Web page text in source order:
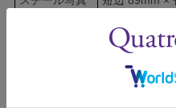
短辺 127mm
短辺 217mm
短辺 213mm